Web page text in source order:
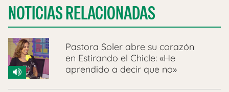
NOTICIAS RELACIONADAS
Pastora Soler abre su corazón
en Estirando el Chicle: «He
aprendido a decir que no»